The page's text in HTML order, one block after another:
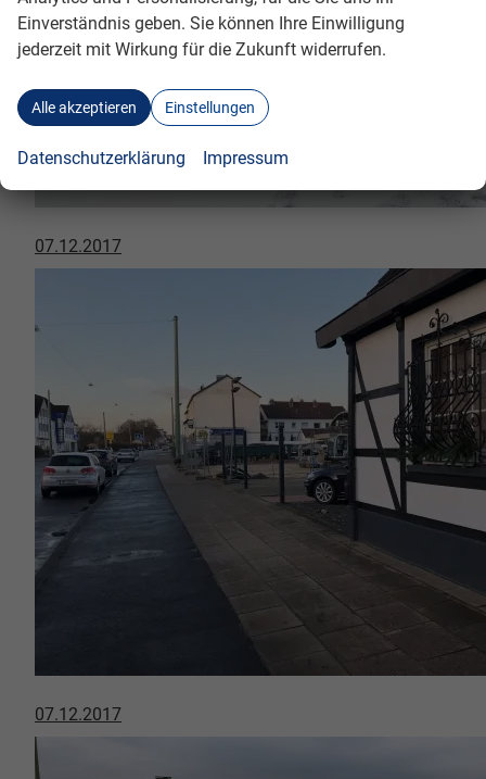
07.12.2017
07.12.2017
Einverständnis geben. Sie können Ihre Einwilligung
jederzeit mit Wirkung für die Zukunft widerrufen.
Alle akzeptieren Einstellungen
Datenschutzerklärung Impressum